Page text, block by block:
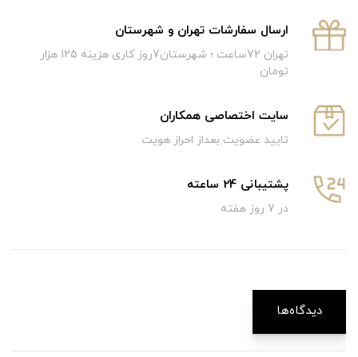
ارسال سفارشات تهران و شهرستان
تهران 72ساعت ؛ شهرستان7روز کاری هزینه 125 هزار
تومان
سایت اختصاصی همکاران
تایید عضویت بعداز احراز هویت
پشتیبانی 24 ساعته
در 7 روز هفته
دیدگاه‌ها